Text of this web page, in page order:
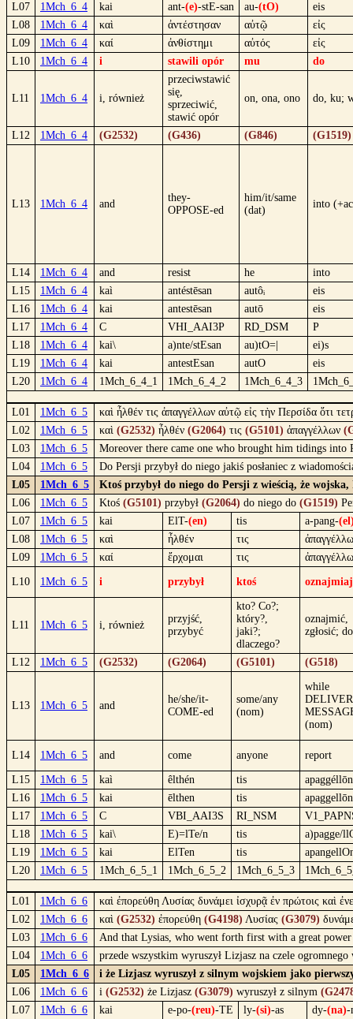
L07
1Mch_6_4 kai ant-(e)-stE-san au-(tO)
eis
L08
1Mch_6_4 καὶ ἀντέστησαν αὐτῷ
εἰς
L09
1Mch_6_4 καί ἀνθίστημι αὐτός
εἰς
L10
1Mch_6_4 i stawili opór mu do
L11 1Mch_6_4 i, również
przeciwstawić
się,
sprzeciwić,
stawić opór
on, ona, ono do, ku;
L12 1Mch_6_4 (G2532) (G436) (G846) (G1519)
L13 1Mch_6_4 and
they-
OPPOSE-ed
him/it/same
(dat)
into
L14 1Mch_6_4 and resist he
into
L15
1Mch_6_4 kaì antéstēsan autôᵢ
eis
L16
1Mch_6_4 kai antestēsan autō
eis
L17
1Mch_6_4 C VHI_AAI3P RD_DSM
P
L18
1Mch_6_4 kai\ a)nte/stEsan au)tO=|
ei)s
L19
1Mch_6_4 kai antestEsan autO
eis
L20
1Mch_6_4 1Mch_6_4_1 1Mch_6_4_2 1Mch_6_4_3
L01 1Mch_6_5
καὶ ἦλθέν τις ἀπαγγέλλων αὐτῷ εἰς τὴν Περσίδα ὅτι
L02
1Mch_6_5 καὶ (G2532) ἦλθέν (G2064) τις (G5101) ἀπαγγέλλων
L03
1Mch_6_5
Moreover there came one who brought him tidings into
L04
1Mch_6_5
Do Persji przybył do niego jakiś posłaniec z
L05
1Mch_6_5
Ktoś przybył do niego do Persji z wieścią, że
L06
1Mch_6_5 Ktoś (G5101) przybył (G2064) do niego do (G1519)
L07
1Mch_6_5 kai ElT-(en) tis a-pang-
L08
1Mch_6_5 καὶ ἦλθέν τις
L09
1Mch_6_5 καί ἔρχομαι τις ἀπαγγέλλω
L10 1Mch_6_5 i przybył ktoś
L11 1Mch_6_5 i, również
przyjść,
przybyć
kto? Co?;
który?,
jaki?;
dlaczego?
oznajmić,
zgłosić;
L12 1Mch_6_5 (G2532) (G2064) (G5101) (G518)
L13 1Mch_6_5 and
he/she/it-
COME-ed
some/any
(nom)
while
(nom)
L14 1Mch_6_5 and come anyone report
L15 1Mch_6_5 kaì êlthén tis
apaggéllōn
L16
1Mch_6_5 kai ēlthen tis
apaggellōn
L17
1Mch_6_5 C VBI_AAI3S RI_NSM
L18
1Mch_6_5 kai\ E)=lTe/n tis
a)pagge/
L19
1Mch_6_5 kai ElTen tis
L20
1Mch_6_5 1Mch_6_5_1 1Mch_6_5_2 1Mch_6_5_3
L01 1Mch_6_6
καὶ ἐπορεύθη Λυσίας δυνάμει ἰσχυρᾷ ἐν πρώτοις καὶ
L02
1Mch_6_6 καὶ (G2532) ἐπορεύθη (G4198) Λυσίας (G3079)
L03
1Mch_6_6
And that Lysias, who went forth first with a great power
L04
1Mch_6_6
przede wszystkim wyruszył Lizjasz na czele
L05
1Mch_6_6
i że Lizjasz wyruszył z silnym wojskiem jako
L06
1Mch_6_6 i (G2532) że Lizjasz (G3079) wyruszył z silnym
L07
1Mch_6_6 kai e-po-(reu)-TE ly-(si)-as dy-(na)-